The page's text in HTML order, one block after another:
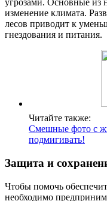
угрозами. Основные из
изменение климата.
лесов приводит к
гнездования и питания.
Читайте также:
Смешные фото с
подмигивать!
Защита и
Чтобы помочь
необходимо